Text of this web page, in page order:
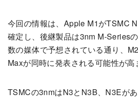
今回の情報は、Apple M1がTSMC
確定し、後継製品は3nm M-Series
数の媒体で予想されている通り、
Maxが同時に発表される可能性が高
TSMCの3nmはN3とN3B、N3Eが